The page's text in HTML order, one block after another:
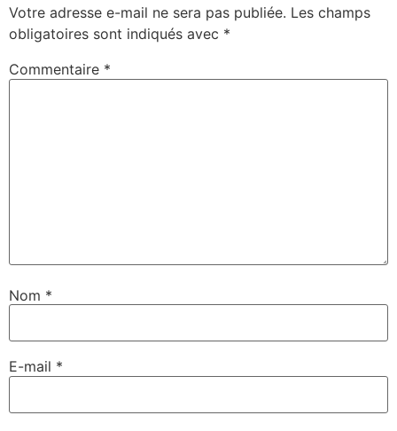
Votre adresse e-mail ne sera pas publiée. Les champs
obligatoires sont indiqués avec *
Commentaire *
Nom *
E-mail *